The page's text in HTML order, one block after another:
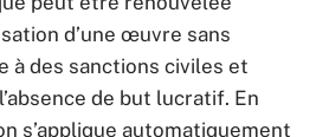
d’une œuvre sans
à des sanctions civiles et
de but lucratif. En
s’applique automatiquement